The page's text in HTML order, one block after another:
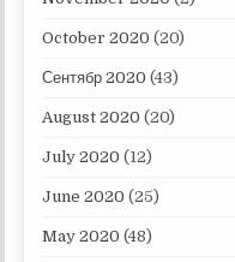
October 2020 (20)
Сентябр 2020 (43)
August 2020 (20)
July 2020 (12)
June 2020 (25)
May 2020 (48)